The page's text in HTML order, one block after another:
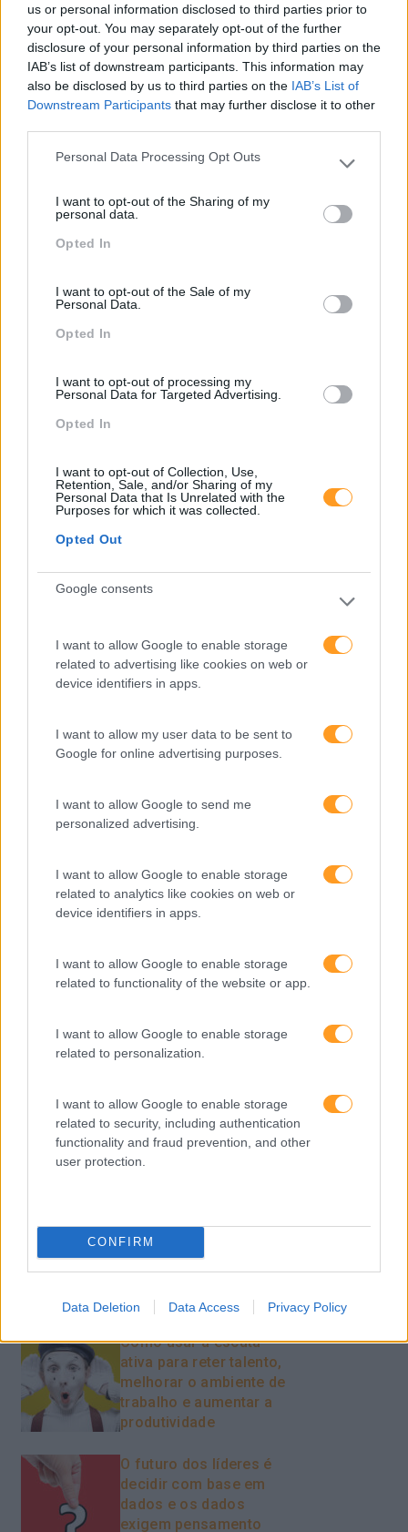
us or personal information disclosed to third parties prior to
your opt-out. You may separately opt-out of the further
disclosure of your personal information by third parties on the
IAB’s list of downstream participants. This information may
also be disclosed by us to third parties on the IAB’s List of
Downstream Participants that may further disclose it to other
Please note that this website/app uses one or more Google
not limited to your visit or usage behaviour. You may click to
grant or deny consent to Google and its third-party tags to
use your data for below specified purposes in below Google
Personal Data Processing Opt Outs
I want to opt-out of the Sharing of my
personal data.
Opted In
I want to opt-out of the Sale of my
Personal Data.
Opted In
I want to opt-out of processing my
Personal Data for Targeted Advertising.
Opted In
I want to opt-out of Collection, Use,
Retention, Sale, and/or Sharing of my
Personal Data that Is Unrelated with the
Purposes for which it was collected.
Opted Out
Google consents
I want to allow Google to enable storage
related to advertising like cookies on web or
device identifiers in apps.
I want to allow my user data to be sent to
Google for online advertising purposes.
I want to allow Google to send me
personalized advertising.
I want to allow Google to enable storage
related to analytics like cookies on web or
device identifiers in apps.
I want to allow Google to enable storage
related to functionality of the website or app.
I want to allow Google to enable storage
related to personalization.
I want to allow Google to enable storage
related to security, including authentication
functionality and fraud prevention, and other
user protection.
CONFIRM
Data Deletion Data Access Privacy Policy
Pesquisa
Categorias Blog
Aprendizagem
Artigo De Opinião
Cultura
Desenvolvimento
Desenvolvimento De Competências
Entrevista
Inglês
Keep In Mind
Mudança
Perspetivas
Pessoas
PORTO RH MEETING
Sem Categoria
Team Building
Tecnologias De Informação
Vendas E Negociação
Feedback fora do
calendário
Como usar a escuta
ativa para reter talento,
melhorar o ambiente de
trabalho e aumentar a
produtividade
O futuro dos líderes é
decidir com base em
dados e os dados
exigem pensamento